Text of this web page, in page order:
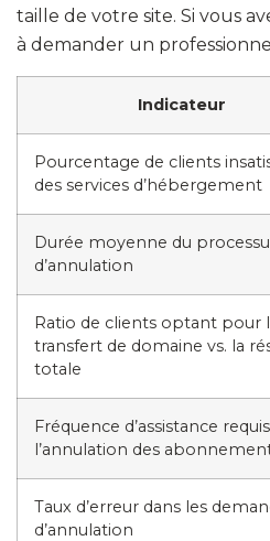
taille de votre site. Si vous
à demander un
Indicateur
Pourcentage de clients
des services d’hébergement
Durée moyenne du
d’annulation
Ratio de clients optant pour
transfert de domaine vs. la
totale
Fréquence d’assistance
l’annulation des
Taux d’erreur dans les
d’annulation